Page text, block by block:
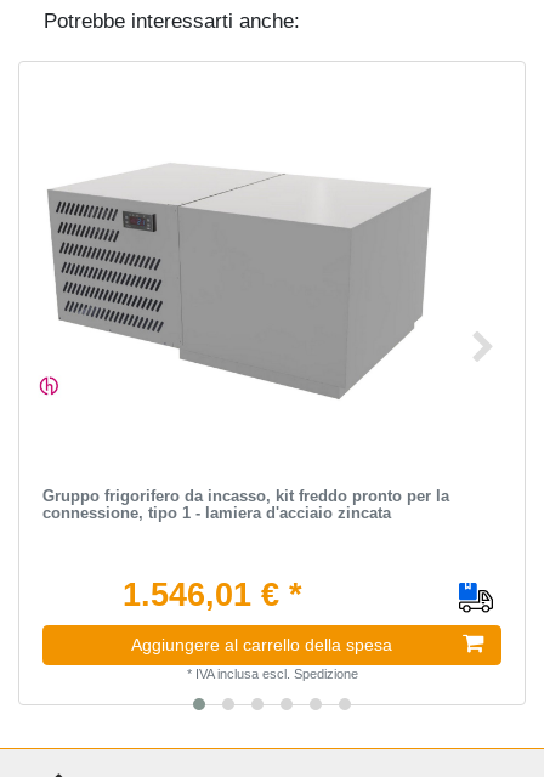
Potrebbe interessarti anche:
Gruppo frigorifero da incasso, kit freddo pronto per la
connessione, tipo 1 - lamiera d'acciaio zincata
1.546,01 € *
Aggiungere al carrello della spesa
* IVA inclusaescl. Spedizione